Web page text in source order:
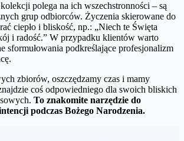
polega na ich wszechstronności – są
grup odbiorców. Życzenia skierowane do
ciepło i bliskość, np.: „Niech te Święta
i radość.” W przypadku klientów warto
sformułowania podkreślające profesjonalizm
zbiorów, oszczędzamy czas i mamy
coś odpowiedniego dla swoich bliskich
To znakomite narzędzie do
podczas Bożego Narodzenia.